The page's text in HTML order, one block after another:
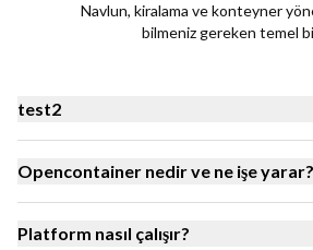
Navlun, kiralama ve konteyner
bilmeniz gereken temel
test2
Opencontainer nedir ve ne işe yarar?
Platform nasıl çalışır?